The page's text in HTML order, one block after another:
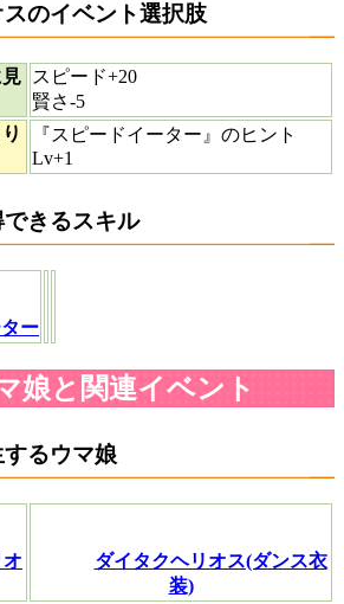
のイベント選択肢
スピード+20
賢さ-5
『スピードイーター』のヒント
Lv+1
きるスキル
ー
娘と関連イベント
るウマ娘
ダイタクヘリオス(ダンス衣
装)